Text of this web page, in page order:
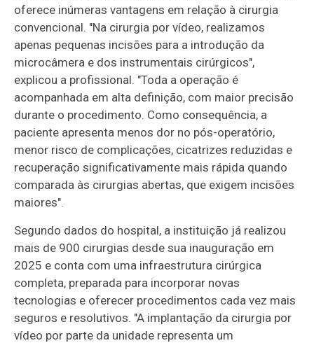
oferece inúmeras vantagens em relação à cirurgia
convencional. "Na cirurgia por vídeo, realizamos
apenas pequenas incisões para a introdução da
microcâmera e dos instrumentais cirúrgicos",
explicou a profissional. "Toda a operação é
acompanhada em alta definição, com maior precisão
durante o procedimento. Como consequência, a
paciente apresenta menos dor no pós-operatório,
menor risco de complicações, cicatrizes reduzidas e
recuperação significativamente mais rápida quando
comparada às cirurgias abertas, que exigem incisões
maiores".
Segundo dados do hospital, a instituição já realizou
mais de 900 cirurgias desde sua inauguração em
2025 e conta com uma infraestrutura cirúrgica
completa, preparada para incorporar novas
tecnologias e oferecer procedimentos cada vez mais
seguros e resolutivos. "A implantação da cirurgia por
vídeo por parte da unidade representa um